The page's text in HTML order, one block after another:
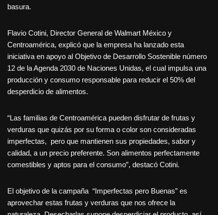
basura.
Flavio Cotini, Director General de Walmart México y
Centroamérica, explicó que la empresa ha lanzado esta
iniciativa en apoyo al Objetivo de Desarrollo Sostenible número
12 de la Agenda 2030 de Naciones Unidas, el cual impulsa una
producción y consumo responsable para reducir el 50% del
desperdicio de alimentos.
“Las familias de Centroamérica pueden disfrutar de frutas y
verduras que quizás por su forma o color son consideradas
imperfectas, pero que mantienen sus propiedades, sabor y
calidad, a un precio preferente. Son alimentos perfectamente
comestibles y aptos para el consumo”, destacó Cotini.
El objetivo de la campaña “Imperfectas pero Buenas” es
aprovechar estas frutas y verduras que nos ofrece la